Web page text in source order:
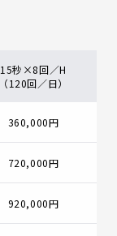
15秒×8回／H
（120回／日）
360,000円
720,000円
920,000円